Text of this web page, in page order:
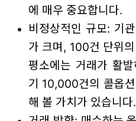
에 매우 중요합니다.
비정상적인 규모: 기
가 크며, 100건 단위
평소에는 거래가 활
기 10,000건의 콜옵
해 볼 가치가 있습니다.